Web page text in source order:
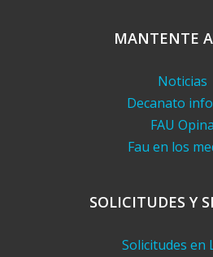
MANTENTE
Noticias
Decanato
FAU Opina
Fau en los
SOLICITUDES Y
Solicitudes en